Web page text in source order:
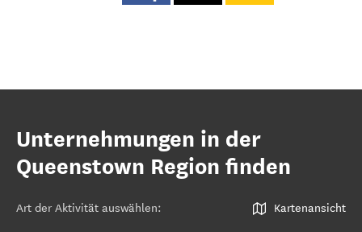
Unternehmungen in der
Queenstown Region finden
Art der Aktivität auswählen: Kartenansicht